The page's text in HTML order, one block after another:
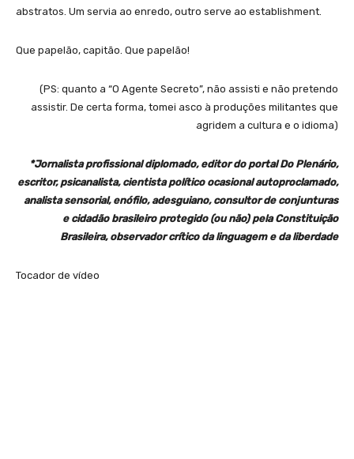
abstratos. Um servia ao enredo, outro serve ao establishment.
Que papelão, capitão. Que papelão!
(PS: quanto a “O Agente Secreto”, não assisti e não pretendo
assistir. De certa forma, tomei asco à produções militantes que
agridem a cultura e o idioma)
*Jornalista profissional diplomado, editor do portal Do Plenário,
escritor, psicanalista, cientista político ocasional autoproclamado,
analista sensorial, enófilo, adesguiano, consultor de conjunturas
e cidadão brasileiro protegido (ou não) pela Constituição
Brasileira, observador crítico da linguagem e da liberdade
Tocador de vídeo